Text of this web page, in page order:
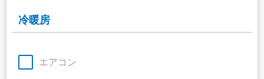
冷暖房
エアコン